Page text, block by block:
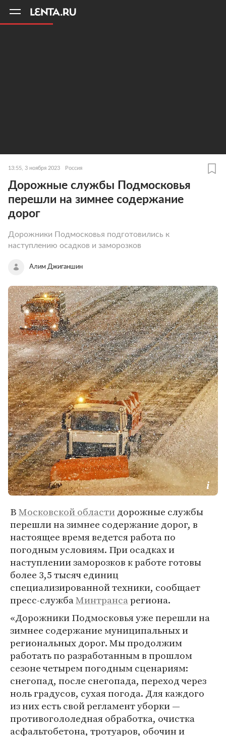
13:55, 3 ноября 2023 Россия
Дорожные службы Подмосковья
перешли на зимнее содержание
дорог
Дорожники Подмосковья подготовились к
наступлению осадков и заморозков
Алим Джиганшин
ВМосковской областидорожные службы
перешли на зимнее содержание дорог, в
настоящее время ведется работа по
погодным условиям. При осадках и
наступлении заморозков к работе готовы
более 3,5 тысяч единиц
специализированной техники, сообщает
пресс-службаМинтрансарегиона.
«Дорожники Подмосковья уже перешли на
зимнее содержание муниципальных и
региональных дорог. Мы продолжим
работать по разработанным в прошлом
сезоне четырем погодным сценариям:
снегопад, после снегопада, переход через
ноль градусов, сухая погода. Для каждого
из них есть свой регламент уборки —
противогололедная обработка, очистка
асфальтобетона, тротуаров, обочин и